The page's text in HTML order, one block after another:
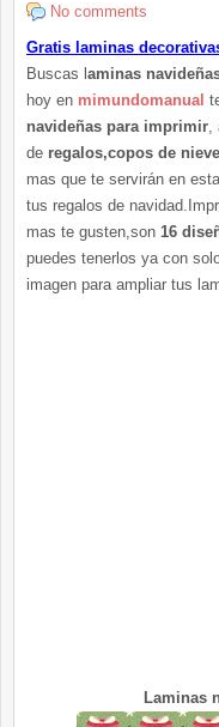
No comments
Gratis laminas
Buscas laminas
hoy en mimundomanual
navideñas para imprimir
de regalos,copos de
mas que te servirán en
tus regalos de
mas te gusten,son 16
puedes tenerlos ya con
imagen para ampliar tus
Laminas